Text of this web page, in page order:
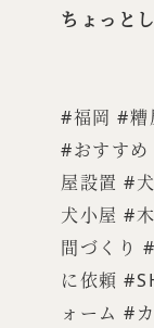
ちょっと
#福岡 #糟
#おすす
屋設置 #
犬小屋 #
間づくり
に依頼
ォーム #